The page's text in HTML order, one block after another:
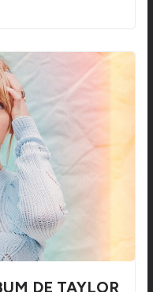
DE TAYLOR